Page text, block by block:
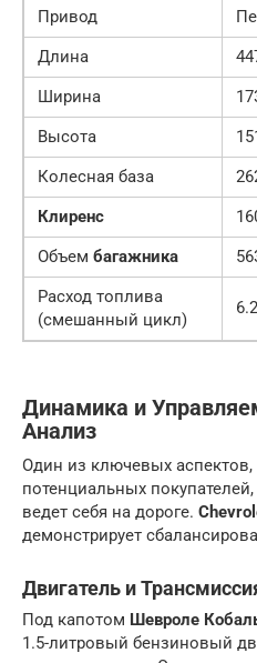
Привод
Длина
Ширина
Высота
Колесная база
Клиренс
Объем багажника
Расход топлива
(смешанный цикл)
Динамика и
Анализ
Один из ключевых аспектов,
потенциальных
ведет себя на дороге.
демонстрирует
Двигатель и
Под капотом Шевроле
1.5-литровый бензиновый